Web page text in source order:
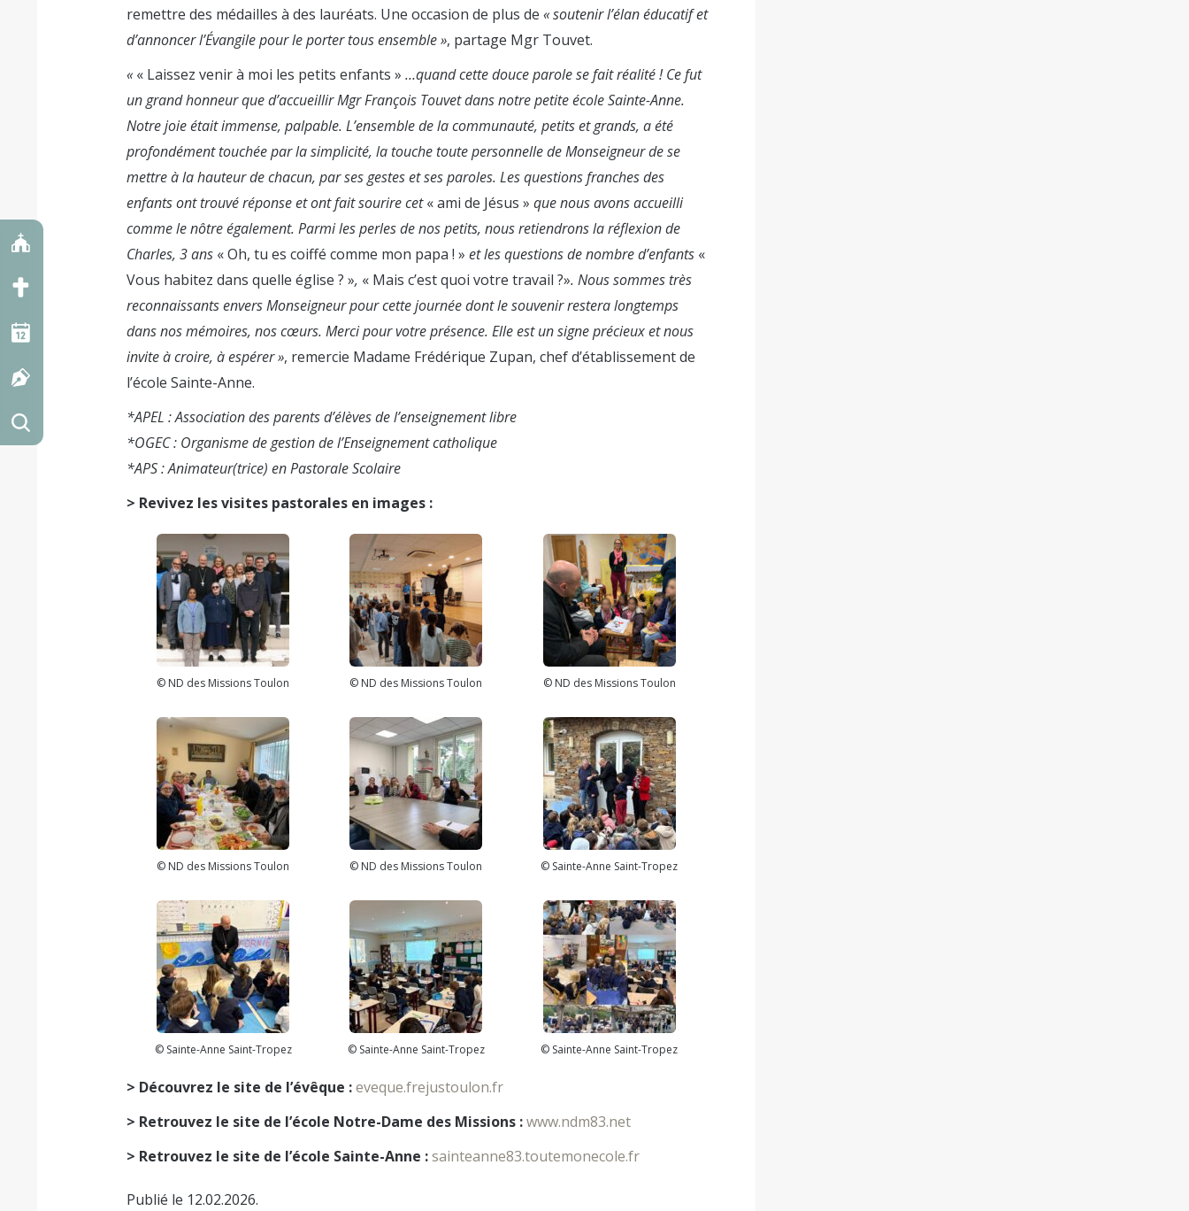
remettre des médailles à des lauréats. Une occasion de plus de« soutenir l’élan éducatif et
d’annoncer l’Évangile pour le porter tous ensemble », partage Mgr Touvet.
« « Laissez venir à moi les petits enfants » …quand cette douce parole se fait réalité ! Ce fut
un grand honneur que d’accueillir Mgr François Touvet dans notre petite école Sainte-Anne.
Notre joie était immense, palpable. L’ensemble de la communauté, petits et grands, a été
profondément touchée par la simplicité, la touche toute personnelle de Monseigneur de se
mettre à la hauteur de chacun, par ses gestes et ses paroles. Les questions franches des
enfants ont trouvé réponse et ont fait sourire cet« ami de Jésus »que nous avons accueilli
comme le nôtre également. Parmi les perles de nos petits, nous retiendrons la réflexion de
Charles, 3 ans « Oh, tu es coiffé comme mon papa ! » et les questions de nombre d’enfants «
Vous habitez dans quelle église ? », « Mais c’est quoi votre travail ?». Nous sommes très
reconnaissants envers Monseigneur pour cette journée dont le souvenir restera longtemps
dans nos mémoires, nos cœurs.Merci pour votre présence. Elle est un signe précieux et nous
invite à croire, à espérer », remercie Madame Frédérique Zupan, chef d’établissement de
l’école Sainte-Anne.
*APEL : Association des parents d’élèves de l’enseignement libre
*OGEC : Organisme de gestion de l’Enseignement catholique
*APS : Animateur(trice) en Pastorale Scolaire
> Revivez les visites pastorales en images :
© ND des Missions Toulon © ND des Missions Toulon © ND des Missions Toulon
© ND des Missions Toulon © ND des Missions Toulon © Sainte-Anne Saint-Tropez
© Sainte-Anne Saint-Tropez © Sainte-Anne Saint-Tropez © Sainte-Anne Saint-Tropez
> Découvrez le site de l’évêque :eveque.frejustoulon.fr
> Retrouvez le site de l’école Notre-Dame des Missions :www.ndm83.net
> Retrouvez le site de l’école Sainte-Anne :sainteanne83.toutemonecole.fr
Publié le 12.02.2026.